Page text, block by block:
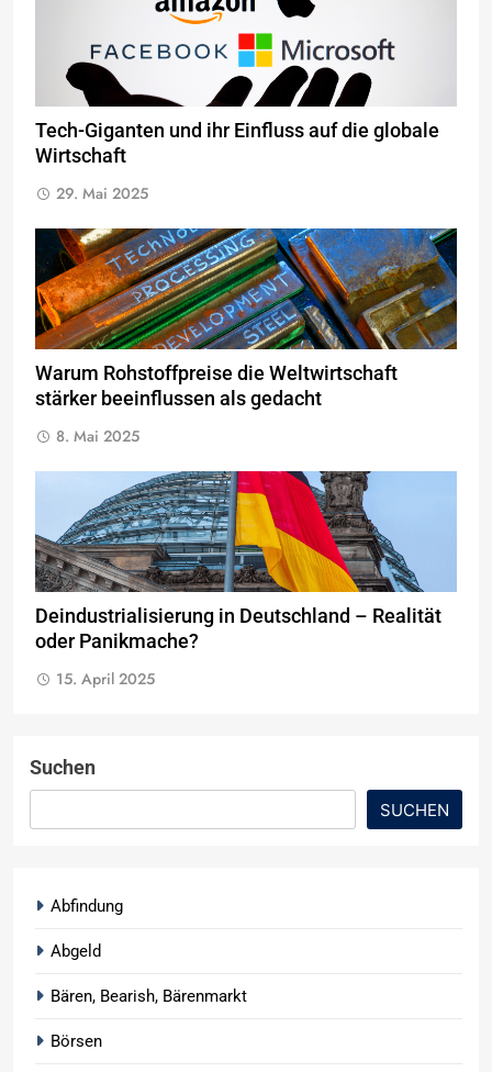
Tech-Giganten und ihr Einfluss auf die globale
Wirtschaft
29. Mai 2025
Warum Rohstoffpreise die Weltwirtschaft
stärker beeinflussen als gedacht
8. Mai 2025
Deindustrialisierung in Deutschland – Realität
oder Panikmache?
15. April 2025
Suchen
SUCHEN
Abfindung
Abgeld
Bären, Bearish, Bärenmarkt
Börsen